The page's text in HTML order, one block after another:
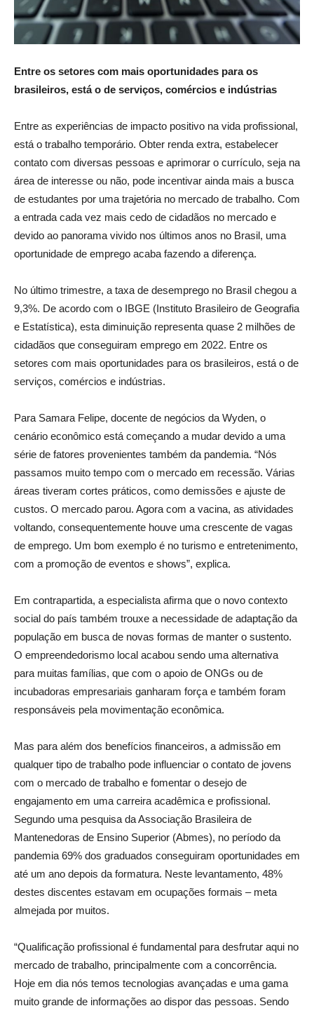
Entre os setores com mais oportunidades para os
brasileiros, está o de serviços, comércios e indústrias
Entre as experiências de impacto positivo na vida profissional,
está o trabalho temporário. Obter renda extra, estabelecer
contato com diversas pessoas e aprimorar o currículo, seja na
área de interesse ou não, pode incentivar ainda mais a busca
de estudantes por uma trajetória no mercado de trabalho. Com
a entrada cada vez mais cedo de cidadãos no mercado e
devido ao panorama vivido nos últimos anos no Brasil, uma
oportunidade de emprego acaba fazendo a diferença.
No último trimestre, a taxa de desemprego no Brasil chegou a
9,3%. De acordo com o IBGE (Instituto Brasileiro de Geografia
e Estatística), esta diminuição representa quase 2 milhões de
cidadãos que conseguiram emprego em 2022. Entre os
setores com mais oportunidades para os brasileiros, está o de
serviços, comércios e indústrias.
Para Samara Felipe, docente de negócios da Wyden, o
cenário econômico está começando a mudar devido a uma
série de fatores provenientes também da pandemia. “Nós
passamos muito tempo com o mercado em recessão. Várias
áreas tiveram cortes práticos, como demissões e ajuste de
custos. O mercado parou. Agora com a vacina, as atividades
voltando, consequentemente houve uma crescente de vagas
de emprego. Um bom exemplo é no turismo e entretenimento,
com a promoção de eventos e shows”, explica.
Em contrapartida, a especialista afirma que o novo contexto
social do país também trouxe a necessidade de adaptação da
população em busca de novas formas de manter o sustento.
O empreendedorismo local acabou sendo uma alternativa
para muitas famílias, que com o apoio de ONGs ou de
incubadoras empresariais ganharam força e também foram
responsáveis pela movimentação econômica.
Mas para além dos benefícios financeiros, a admissão em
qualquer tipo de trabalho pode influenciar o contato de jovens
com o mercado de trabalho e fomentar o desejo de
engajamento em uma carreira acadêmica e profissional.
Segundo uma pesquisa da Associação Brasileira de
Mantenedoras de Ensino Superior (Abmes), no período da
pandemia 69% dos graduados conseguiram oportunidades em
até um ano depois da formatura. Neste levantamento, 48%
destes discentes estavam em ocupações formais – meta
almejada por muitos.
“Qualificação profissional é fundamental para desfrutar aqui no
mercado de trabalho, principalmente com a concorrência.
Hoje em dia nós temos tecnologias avançadas e uma gama
muito grande de informações ao dispor das pessoas. Sendo